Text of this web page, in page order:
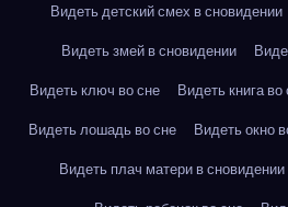
Видеть детский смех в сновидении
Видеть змей в сновидении
Видеть ключ во сне
Видеть книга во
Видеть лошадь во сне
Видеть окно
Видеть плач матери в сновидении